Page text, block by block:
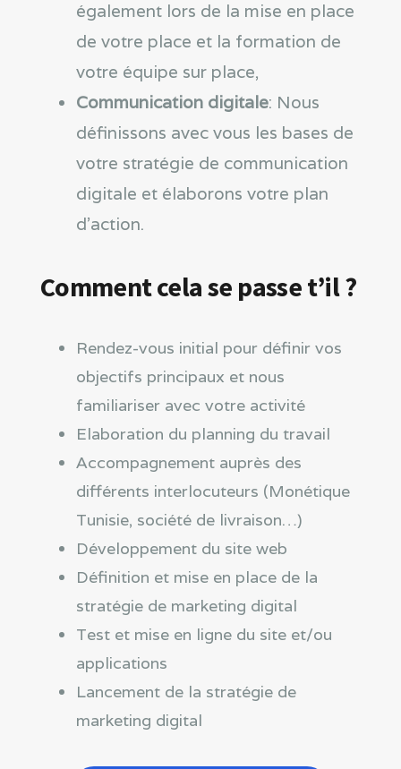
également lors de la mise en place
de votre place et la formation de
votre équipe sur place,
Communication digitale: Nous
définissons avec vous les bases de
votre stratégie de communication
digitale et élaborons votre plan
d’action.
Comment cela se passe t’il ?
Rendez-vous initial pour définir vos
objectifs principaux et nous
familiariser avec votre activité
Elaboration du planning du travail
Accompagnement auprès des
différents interlocuteurs (Monétique
Tunisie, société de livraison…)
Développement du site web
Définition et mise en place de la
stratégie de marketing digital
Test et mise en ligne du site et/ou
applications
Lancement de la stratégie de
marketing digital